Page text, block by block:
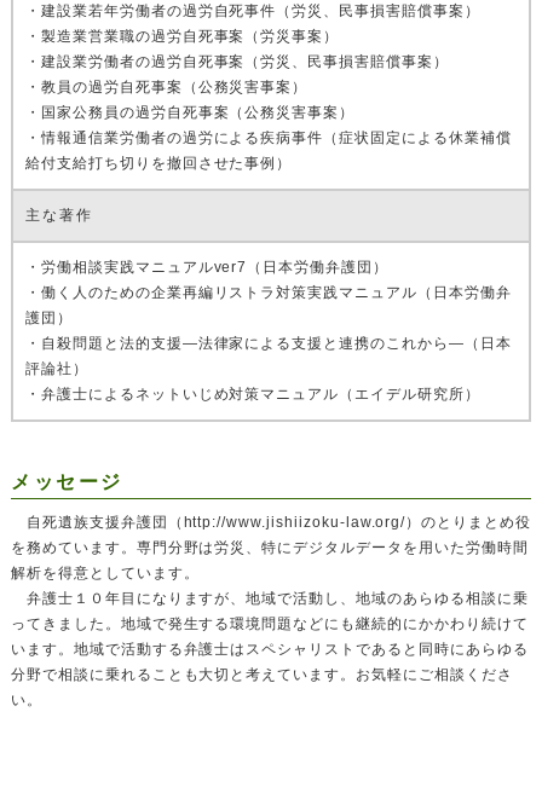
・建設業若年労働者の過労自死事件（労災、民事損害賠償事案）
・製造業営業職の過労自死事案（労災事案）
・建設業労働者の過労自死事案（労災、民事損害賠償事案）
・教員の過労自死事案（公務災害事案）
・国家公務員の過労自死事案（公務災害事案）
・情報通信業労働者の過労による疾病事件（症状固定による休業補償
給付支給打ち切りを撤回させた事例）
主な著作
・労働相談実践マニュアルver7（日本労働弁護団）
・働く人のための企業再編リストラ対策実践マニュアル（日本労働弁
護団）
・自殺問題と法的支援―法律家による支援と連携のこれから―（日本
評論社）
・弁護士によるネットいじめ対策マニュアル（エイデル研究所）
メッセージ
自死遺族支援弁護団（http://www.jishiizoku-law.org/）のとりまとめ役
を務めています。専門分野は労災、特にデジタルデータを用いた労働時間
解析を得意としています。
弁護士１０年目になりますが、地域で活動し、地域のあらゆる相談に乗
ってきました。地域で発生する環境問題などにも継続的にかかわり続けて
います。地域で活動する弁護士はスペシャリストであると同時にあらゆる
分野で相談に乗れることも大切と考えています。お気軽にご相談くださ
い。